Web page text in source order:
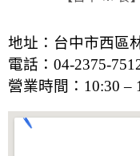
地址：台中市西區
電話：04-2375-
營業時間： 10:30 –